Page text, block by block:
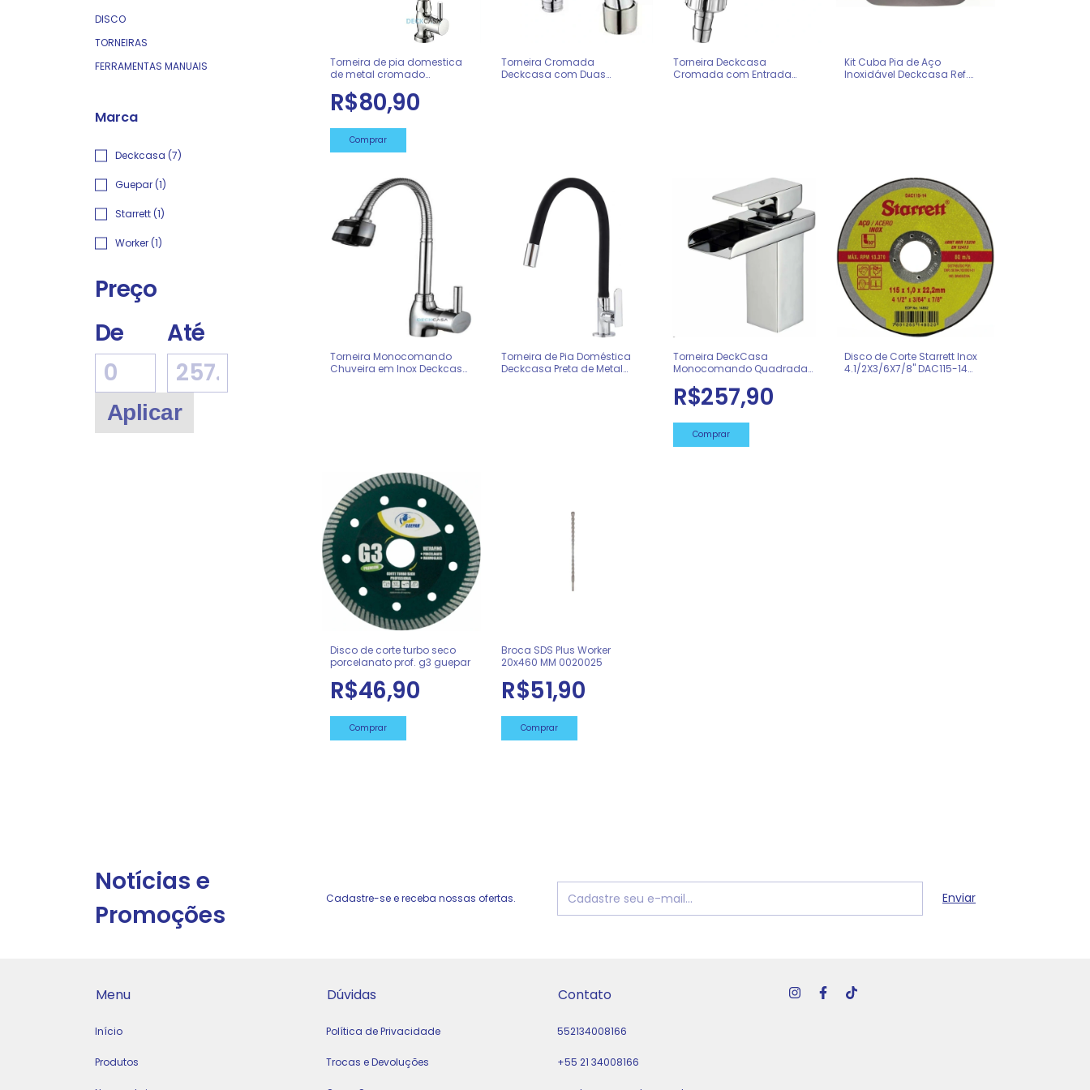
DISCO
TORNEIRAS
FERRAMENTAS MANUAIS
Marca
Deckcasa (7)
Guepar (1)
Starrett (1)
Worker (1)
Preço
De
Até
Aplicar
Torneira de pia domestica
de metal cromado
R$80,90
Torneira Cromada
Deckcasa com Duas
Torneira Deckcasa
Cromada com Entrada
Kit Cuba Pia de Aço
Inoxidável Deckcasa Ref.
Torneira Monocomando
Chuveira em Inox Deckcasa
Torneira de Pia Doméstica
Deckcasa Preta de Metal
Torneira DeckCasa
Monocomando Quadrada
R$257,90
Disco de Corte Starrett Inox
4.1/2X3/6X7/8" DAC115-14
Disco de corte turbo seco
porcelanato prof. g3 guepar
R$46,90
Comprar
Broca SDS Plus Worker
20x460 MM 0020025
R$51,90
Comprar
Notícias e
Promoções
Cadastre-se e receba nossas ofertas.
Menu
Início
Produtos
Dúvidas
Política de Privacidade
Trocas e Devoluções
Contato
552134008166
+55 21 34008166